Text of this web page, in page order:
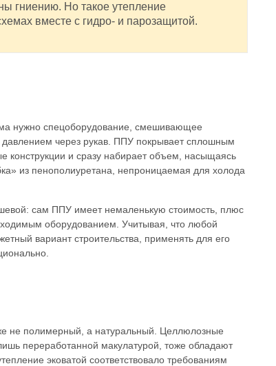
гниению. Но такое утепление
вместе с гидро- и парозащитой.
нужно спецоборудование, смешивающее
через рукав. ППУ покрывает сплошным
конструкции и сразу набирает объем, насыщаясь
из пенополиуретана, непроницаемая для холода
сам ППУ имеет немаленькую стоимость, плюс
оборудованием. Учитывая, что любой
вариант строительства, применять для его
не полимерный, а натуральный. Целлюлозные
переработанной макулатурой, тоже обладают
эковатой соответствовало требованиям